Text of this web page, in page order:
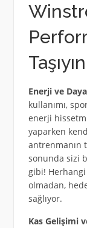
Enerji ve
kullanımı,
enerji
yaparken
antrenmanın
sonunda sizi
gibi!
olmadan,
sağlıyor.
Kas Gelişimi